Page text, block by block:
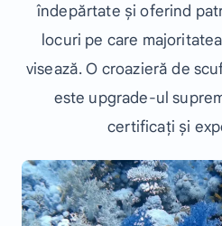
îndepărtate și oferind
locuri pe care
visează. O croazieră de
este upgrade-ul
certificați și